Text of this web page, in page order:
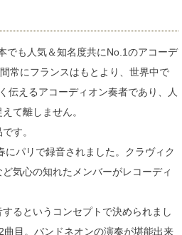
でも人気＆知名度共にNo.1のアコーデ
常にフランスはもとより、世界中で
伝えるアコーディオン奏者であり、人
て離しません。
す。
パリで録音されました。クラヴィク
気心の知れたメンバーがレコーディ
るというコンセプトで決められまし
目。バンドネオンの演奏が堪能出来